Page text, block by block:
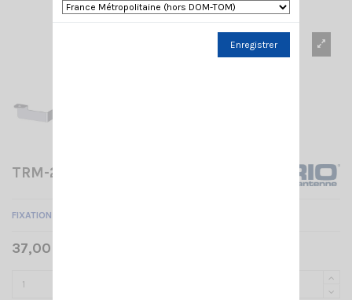
TRM-23 SIRIO
FIXATION TRM23 POUR CAMION
37,00 € TTC
Enregistrer